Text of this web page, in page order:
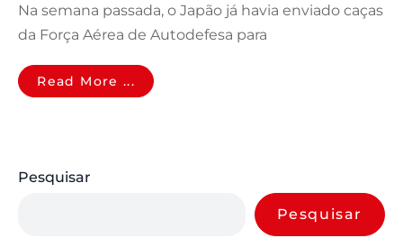
Na semana passada, o Japão já havia enviado caças
da Força Aérea de Autodefesa para
Read More ...
Pesquisar
Pesquisar